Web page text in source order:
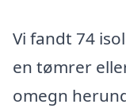
Vi fandt 74
en tømrer
omegn